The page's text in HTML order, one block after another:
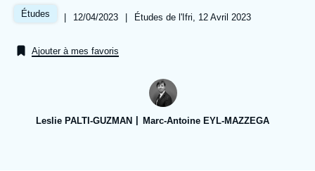
Se connecter
À propos de l'Ifri Recherches fréquentes
Études |
Date
publication
12/04/2023 | Références
Études de l'Ifri, 12 Avril 2023
Ajouter à mes favoris
Leslie PALTI-GUZMAN Marc-Antoine EYL-MAZZEGA